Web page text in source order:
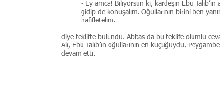
- Ey amca! Biliyorsun ki, kardeşin Ebu Talib’in
gidip de konuşalım. Oğullarının birini ben
hafifletelim.
diye teklifte bulundu. Abbas da bu teklife olumlu
Ali, Ebu Talib’in oğullarının en küçüğüydü.
devam etti.